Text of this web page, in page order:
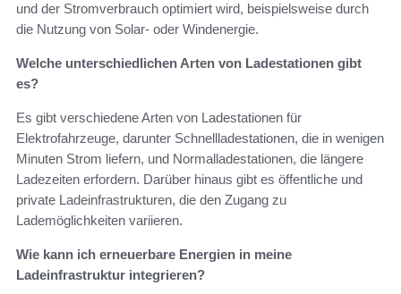
und der Stromverbrauch optimiert wird, beispielsweise durch
die Nutzung von Solar- oder Windenergie.
Welche unterschiedlichen Arten von Ladestationen gibt
es?
Es gibt verschiedene Arten von Ladestationen für
Elektrofahrzeuge, darunter Schnellladestationen, die in wenigen
Minuten Strom liefern, und Normalladestationen, die längere
Ladezeiten erfordern. Darüber hinaus gibt es öffentliche und
private Ladeinfrastrukturen, die den Zugang zu
Lademöglichkeiten variieren.
Wie kann ich erneuerbare Energien in meine
Ladeinfrastruktur integrieren?